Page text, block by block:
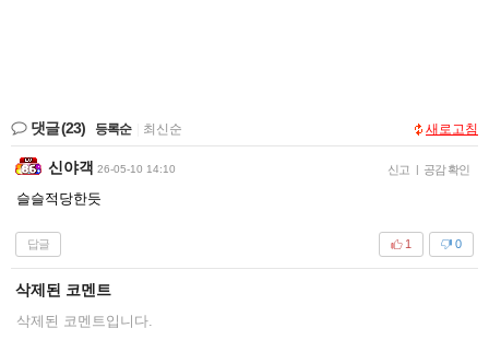
댓글(23) 등록순 최신순 새로고침
신야객 26-05-10 14:10 신고 | 공감 확인
슬슬적당한듯
답글 0
1
삭제된 코멘트
삭제된 코멘트입니다.